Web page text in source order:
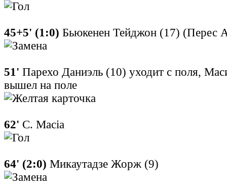
45+5' (1:0) Бьюкенен Тейджон (17) (Перес
51' Парехо Даниэль (10) уходит с поля,
вышел на поле
62' C. Macia
64' (2:0) Микаутадзе Жорж (9)